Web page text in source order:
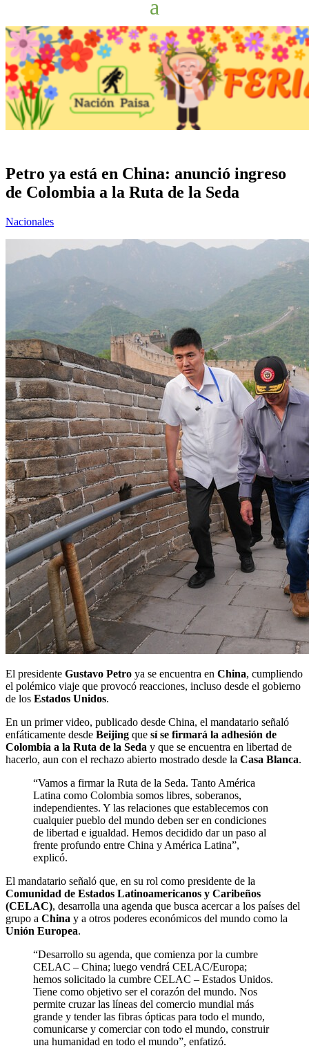
Petro ya está en China: anunció ingreso
de Colombia a la Ruta de la Seda
Nacionales
El presidente Gustavo Petro ya se encuentra en China, cumpliendo
el polémico viaje que provocó reacciones, incluso desde el gobierno
de los Estados Unidos.
En un primer video, publicado desde China, el mandatario señaló
enfáticamente desde Beijing que sí se firmará la adhesión de
Colombia a la Ruta de la Seda y que se encuentra en libertad de
hacerlo, aun con el rechazo abierto mostrado desde la Casa Blanca.
“Vamos a firmar la Ruta de la Seda. Tanto América
Latina como Colombia somos libres, soberanos,
independientes. Y las relaciones que establecemos con
cualquier pueblo del mundo deben ser en condiciones
de libertad e igualdad. Hemos decidido dar un paso al
frente profundo entre China y América Latina”,
explicó.
El mandatario señaló que, en su rol como presidente de la
Comunidad de Estados Latinoamericanos y Caribeños
(CELAC), desarrolla una agenda que busca acercar a los países del
grupo a China y a otros poderes económicos del mundo como la
Unión Europea.
“Desarrollo su agenda, que comienza por la cumbre
CELAC – China; luego vendrá CELAC/Europa;
hemos solicitado la cumbre CELAC – Estados Unidos.
Tiene como objetivo ser el corazón del mundo. Nos
permite cruzar las líneas del comercio mundial más
grande y tender las fibras ópticas para todo el mundo,
comunicarse y comerciar con todo el mundo, construir
una humanidad en todo el mundo”, enfatizó.